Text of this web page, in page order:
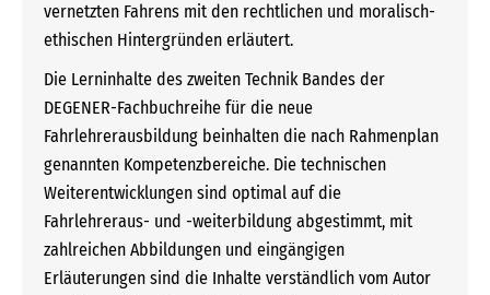
vernetzten Fahrens mit den rechtlichen und moralisch-
ethischen Hintergründen erläutert.
Die Lerninhalte des zweiten Technik Bandes der
DEGENER-Fachbuchreihe für die neue
Fahrlehrerausbildung beinhalten die nach Rahmenplan
genannten Kompetenzbereiche. Die technischen
Weiterentwicklungen sind optimal auf die
Fahrlehreraus- und -weiterbildung abgestimmt, mit
zahlreichen Abbildungen und eingängigen
Erläuterungen sind die Inhalte verständlich vom Autor